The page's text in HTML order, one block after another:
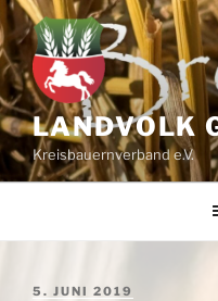
Zum
Inhalt
springen
LANDVOLK
Kreisbauernverband e.V.
VERÖFFENTLICHT
5. JUNI 2019